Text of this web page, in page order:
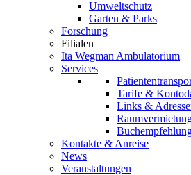
Umweltschutz
Garten & Parks
Forschung
Filialen
Ita Wegman Ambulatorium
Services
Tarife &
Links &
Kontakte & Anreise
News
Veranstaltungen